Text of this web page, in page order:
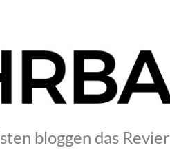
bloggen das Revier